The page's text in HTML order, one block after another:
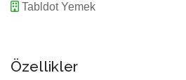
Tabldot Yemek
Özellikler